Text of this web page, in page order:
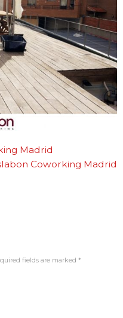
Madrid
Coworking Madrid
fields are marked *